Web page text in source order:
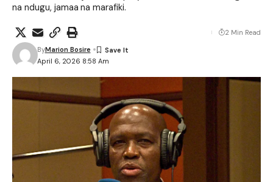
na ndugu, jamaa na marafiki.
April 6, 2026 8:58 Am
ByMarion Bosire
2 Min Read